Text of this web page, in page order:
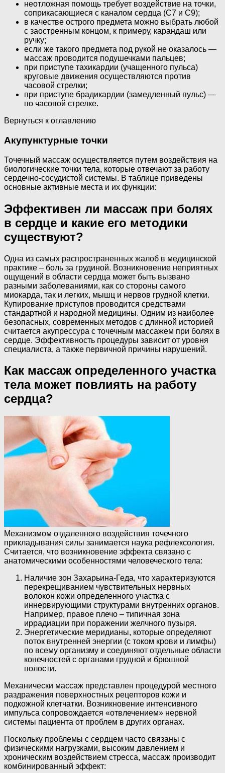
неотложная помощь требует воздействие на точки,
соприкасающиеся с каналом сердца (С7 и С9);
в качестве острого предмета можно выбрать любой
с заостренным концом, к примеру, карандаш или
ручку;
если же такого предмета под рукой не оказалось —
массаж проводится подушечками пальцев;
при приступе тахикардии (учащенного пульса)
круговые движения осуществляются против
часовой стрелки;
при приступе брадикардии (замедленный пульс) —
по часовой стрелке.
Вернуться к оглавлению
Акупунктурные точки
Точечный массаж осуществляется путем воздействия на
биологические точки тела, которые отвечают за работу
сердечно-сосудистой системы. В таблице приведены
основные активные места и их функции:
Эффективен ли массаж при болях
в сердце и какие его методики
существуют?
Одна из самых распространенных жалоб в медицинской
практике – боль за грудиной. Возникновение неприятных
ощущений в области сердца может быть вызвано
разными заболеваниями, как со стороны самого
миокарда, так и легких, мышц и нервов грудной клетки.
Купирование приступов проводится средствами
стандартной и народной медицины. Одним из наиболее
безопасных, современных методов с длинной историей
считается акупрессура с точечным массажем при болях в
сердце. Эффективность процедуры зависит от уровня
специалиста, а также первичной причины нарушений.
Как массаж определенного участка
тела может повлиять на работу
сердца?
Механизмом отдаленного воздействия точечного
прикладывания силы занимается наука рефлексология.
Считается, что возникновение эффекта связано с
анатомическими особенностями человеческого тела:
Наличие зон Захарьина-Геда, что характеризуются
перекрещиванием чувствительных нервных
волокон кожи определенного участка с
иннервирующими структурами внутренних органов.
Например, правое плечо – типичная зона
иррадиации при поражении желчного пузыря.
Энергетические меридианы, которые определяют
поток внутренней энергии (с током крови и лимфы)
по всему организму и соединяют отдельные области
конечностей с органами грудной и брюшной
полости.
Механически массаж представлен процедурой местного
раздражения поверхностных рецепторов кожи и
подкожной клетчатки. Возникновение интенсивного
импульса сопровождается «отвлечением» нервной
системы пациента от проблем в других органах.
Поскольку проблемы с сердцем часто связаны с
физическими нагрузками, высоким давлением и
хроническим воздействием стресса, массаж производит
комбинированный эффект: